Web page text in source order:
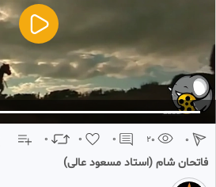
5
تبلیغ 1 از 2
0 0 0 20 0
فاتحان شام (استاد مسعود عالی)